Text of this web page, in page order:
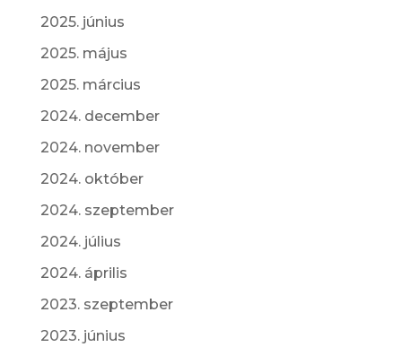
2025. június
2025. május
2025. március
2024. december
2024. november
2024. október
2024. szeptember
2024. július
2024. április
2023. szeptember
2023. június